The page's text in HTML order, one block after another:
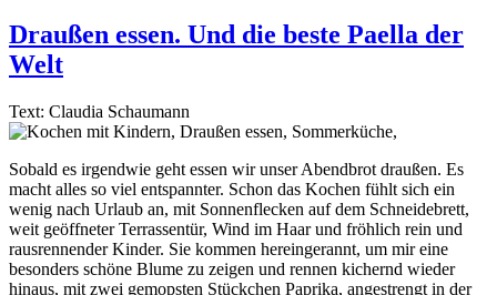
Draußen essen. Und die beste Paella der
Welt
Text: Claudia Schaumann
Sobald es irgendwie geht essen wir unser Abendbrot draußen. Es
macht alles so viel entspannter. Schon das Kochen fühlt sich ein
wenig nach Urlaub an, mit Sonnenflecken auf dem Schneidebrett,
weit geöffneter Terrassentür, Wind im Haar und fröhlich rein und
rausrennender Kinder. Sie kommen hereingerannt, um mir eine
besonders schöne Blume zu zeigen und rennen kichernd wieder
hinaus, mit zwei gemopsten Stückchen Paprika, angestrengt in der